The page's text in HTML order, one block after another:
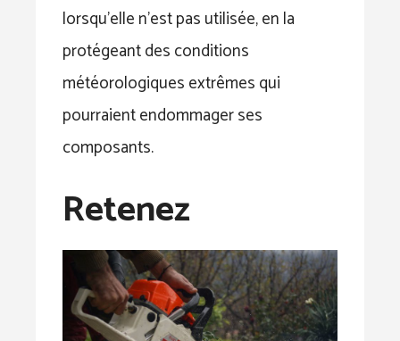
lorsqu’elle n’est pas utilisée, en la
protégeant des conditions
météorologiques extrêmes qui
pourraient endommager ses
composants.
Retenez